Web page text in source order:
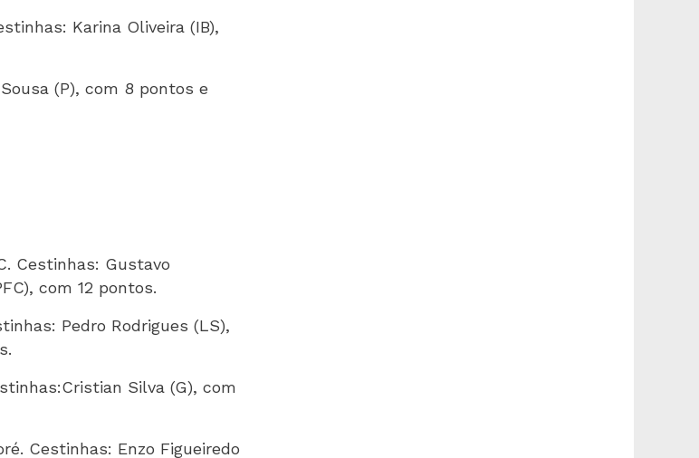
Karina Oliveira (IB),
(P), com 8 pontos e
Cestinhas: Gustavo
com 12 pontos.
Pedro Rodrigues (LS),
Silva (G), com
Cestinhas: Enzo Figueiredo